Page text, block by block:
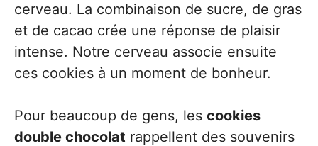
cerveau. La combinaison de sucre, de gras
et de cacao crée une réponse de plaisir
intense. Notre cerveau associe ensuite
ces cookies à un moment de bonheur.
Pour beaucoup de gens, les cookies
double chocolat rappellent des souvenirs